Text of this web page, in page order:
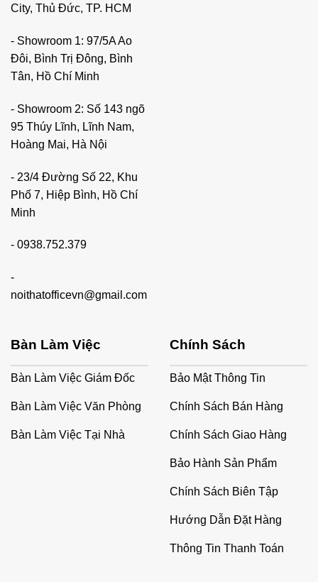
City, Thủ Đức, TP. HCM
- Showroom 1: 97/5A Ao
Đôi, Bình Trị Đông, Bình
Tân, Hồ Chí Minh
- Showroom 2: Số 143 ngõ
95 Thúy Lĩnh, Lĩnh Nam,
Hoàng Mai, Hà Nội
- 23/4 Đường Số 22, Khu
Phố 7, Hiệp Bình, Hồ Chí
Minh
- 0938.752.379
-
noithatofficevn@gmail.com
Bàn Làm Việc
Bàn Làm Việc Giám Đốc
Bàn Làm Việc Văn Phòng
Bàn Làm Việc Tại Nhà
Chính Sách
Bảo Mật Thông Tin
Chính Sách Bán Hàng
Chính Sách Giao Hàng
Bảo Hành Sản Phẩm
Chính Sách Biên Tập
Hướng Dẫn Đặt Hàng
Thông Tin Thanh Toán